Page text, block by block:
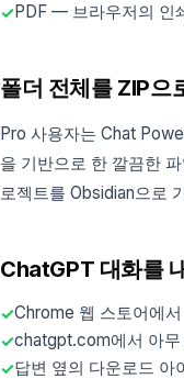
PDF — 브라우저의 인
폴더 전체를 ZIP으
Pro 사용자는 Chat
을 기반으로 한 깔끔한
로젝트를 Obsidian으로
ChatGPT 대화를
Chrome 웹 스토어에
chatgpt.com에서 아무
답변 옆의 다운로드